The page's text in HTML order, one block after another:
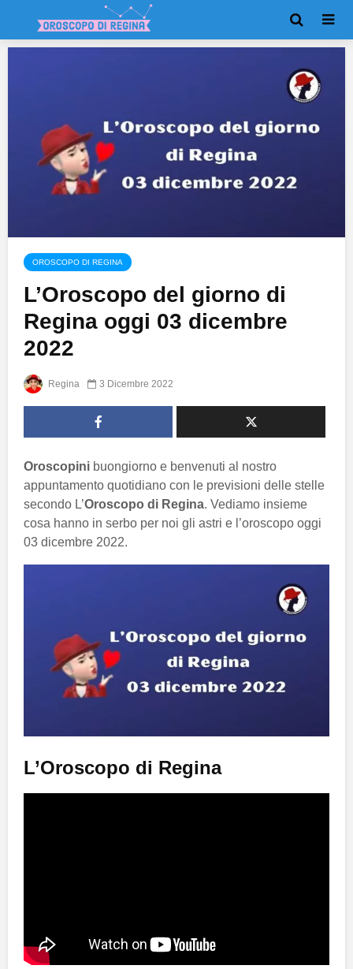
OROSCOPO DI REGINA
L’Oroscopo del giorno di
Regina oggi 03 dicembre
2022
Regina 3 Dicembre 2022
Oroscopini buongiorno e benvenuti al nostro
appuntamento quotidiano con le previsioni delle stelle
secondo L’Oroscopo di Regina. Vediamo insieme
cosa hanno in serbo per noi gli astri e l’oroscopo oggi
03 dicembre 2022.
L’Oroscopo di Regina